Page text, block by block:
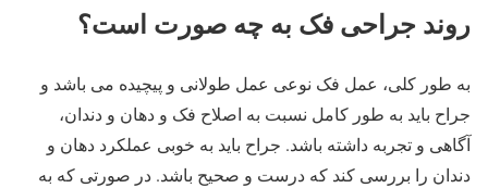
روند جراحی فک به چه صورت است؟
به طور کلی، عمل فک نوعی عمل طولانی و پیچیده می باشد و
جراح باید به طور کامل نسبت به اصلاح فک و دهان و دندان،
آگاهی و تجربه داشته باشد. جراح باید به خوبی عملکرد دهان و
دندان را بررسی کند که درست و صحیح باشد. در صورتی که به